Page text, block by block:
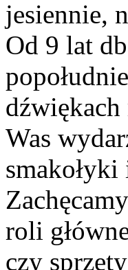
jesiennie,
Od 9 lat
Was
roli
czy